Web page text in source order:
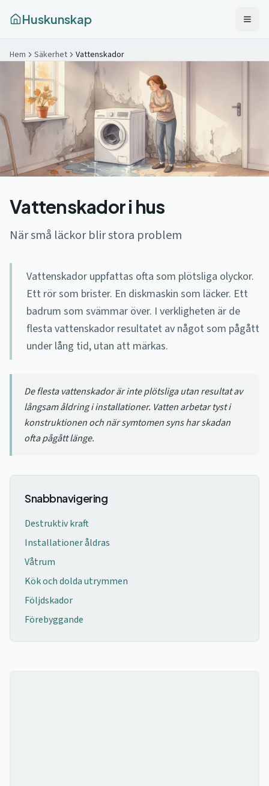
Huskunskap
Hem Säkerhet Vattenskador
Vattenskador i hus
När små läckor blir stora problem
Vattenskador uppfattas ofta som plötsliga olyckor.
Ett rör som brister. En diskmaskin som läcker. Ett
badrum som svämmar över. I verkligheten är de
flesta vattenskador resultatet av något som pågått
under lång tid, utan att märkas.
De flesta vattenskador är inte plötsliga utan resultat av
långsam åldring i installationer. Vatten arbetar tyst i
konstruktionen och när symtomen syns har skadan
ofta pågått länge.
Snabbnavigering
Destruktiv kraft
Installationer åldras
Våtrum
Kök och dolda utrymmen
Följdskador
Förebyggande